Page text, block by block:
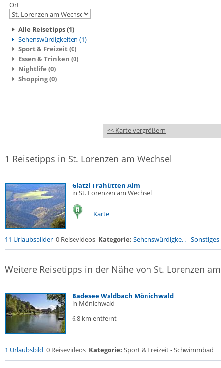
Ort
Alle Reisetipps (1)
Sehenswürdigkeiten (1)
Sport & Freizeit (0)
Essen & Trinken (0)
Nightlife (0)
Shopping (0)
<< Karte vergrößern
1 Reisetipps in St. Lorenzen am Wechsel
Glatzl Trahütten Alm
in St. Lorenzen am Wechsel
Karte
11 Urlaubsbilder 0 Reisevideos Kategorie: Sehenswürdigke...-
Weitere Reisetipps in der Nähe von St. Lorenzen
Badesee Waldbach Mönichwald
in Mönichwald
6,8 km entfernt
1 Urlaubsbild 0 Reisevideos Kategorie: Sport & Freizeit - Schwimmbad